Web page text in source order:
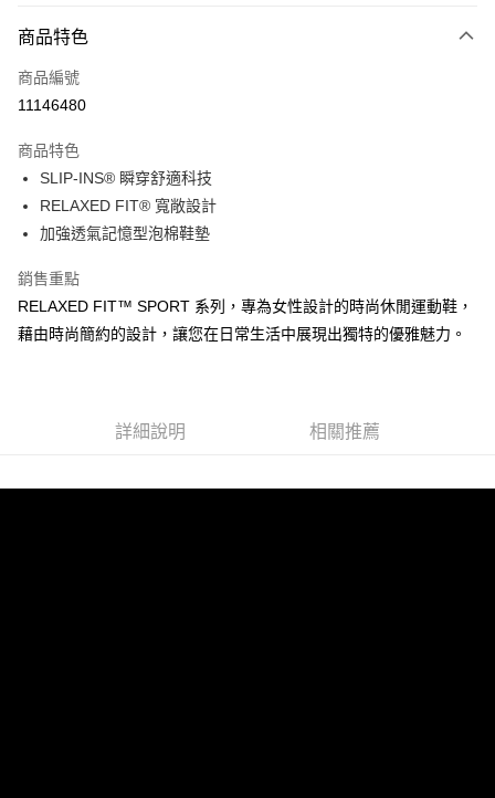
信用卡一次付款
LINE Pay
相關說明
【大哥付你分期使用說明】
1.本服務由台灣大哥大提供，台灣大哥大用戶可立即使用無須另外申請。
2.付款方式選擇「大哥付你分期」，訂單成立後會自動跳轉到大哥付的交易
流程，驗證手機門號後，選擇欲分期的期數、繳款截止日，確認付款後即完
3.實際核准額度、可分期數及費用金額請依後續交易確認頁面所載為準。
4.訂單成立30分鐘內，如未前往確認交易或遇審核未通過，訂單將自動取
消。如遇「轉專審核」未通過狀況，表示未達大哥付你分期系統評分，恕無
法說明評估內容。
2.透過簡訊連結打開帳單後，可選擇「超商條碼／台灣大直營門市／銀行轉
帳／街口支付／iPASS MONEY」等通路繳費。
ATM付款
宅配
商品特色
商品編號
11146480
商品特色
SLIP-INS® 瞬穿舒適科技
RELAXED FIT® 寬敞設計
加強透氣記憶型泡棉鞋墊
銷售重點
RELAXED FIT™ SPORT 系列，專為女性設計的時尚休閒運動鞋，
藉由時尚簡約的設計，讓您在日常生活中展現出獨特的優雅魅力。
詳細說明 相關推薦